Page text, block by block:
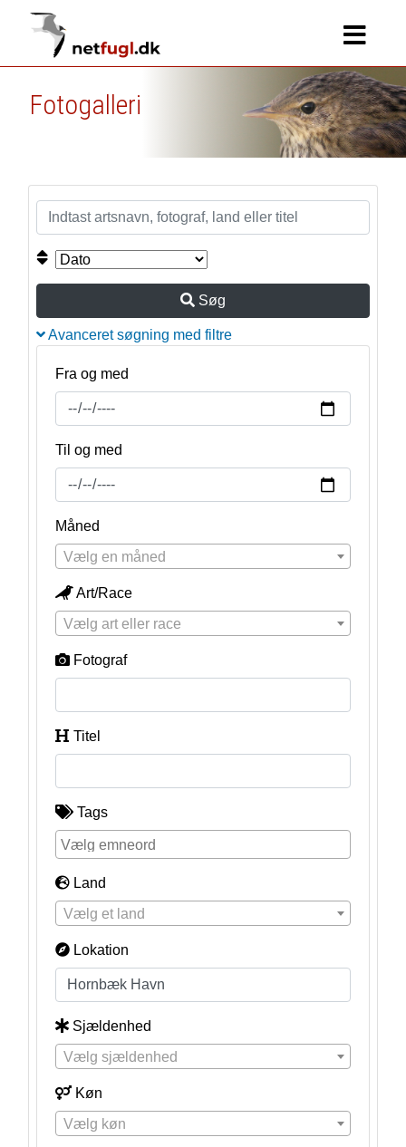
Fotogalleri
Søg
Avanceret søgning med filtre
Fra og med
Til og med
Måned
Vælg en måned
Art/Race
Vælg art eller race
Fotograf
Titel
Tags
Land
Vælg et land
Lokation
Sjældenhed
Vælg sjældenhed
Køn
Vælg køn